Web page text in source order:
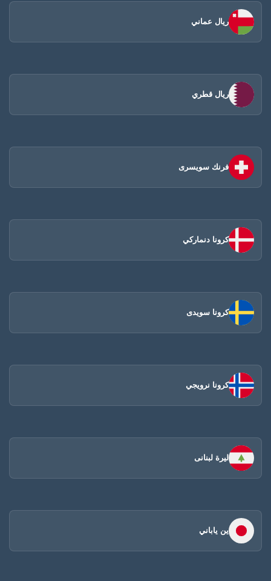
ريال عماني
ريال قطري
فرنك سويسرى
كرونا دنماركي
كرونا سويدى
كرونا نرويجي
ليرة لبنانى
ين ياباني